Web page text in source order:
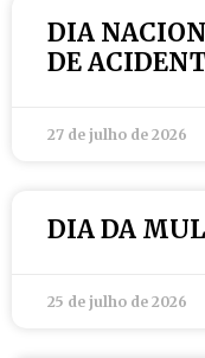
DIA
DE
27 de julho de 2026
DIA DA
25 de julho de 2026